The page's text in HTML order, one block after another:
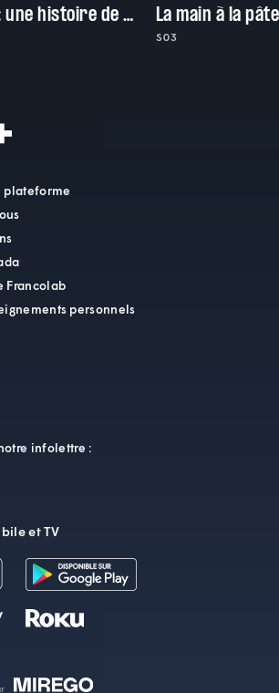
Le cul pointu : une histoire de shed La main à la pâte
S03
plateforme
Francolab
personnels
infolettre :
et TV